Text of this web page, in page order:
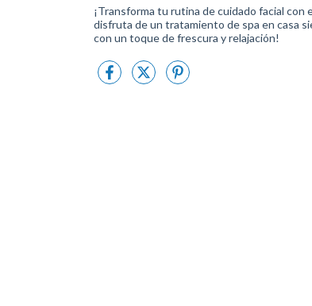
¡Transforma tu rutina de cuidado facial con
disfruta de un tratamiento de spa en casa
con un toque de frescura y relajación!